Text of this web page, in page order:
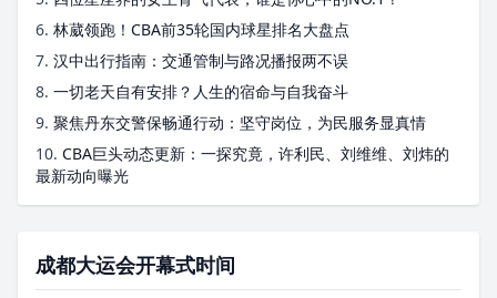
6. 林葳领跑！CBA前35轮国内球星排名大盘点
7. 汉中出行指南：交通管制与路况播报两不误
8. 一切老天自有安排？人生的宿命与自我奋斗
9. 聚焦丹东交警保畅通行动：坚守岗位，为民服务显真情
10. CBA巨头动态更新：一探究竟，许利民、刘维维、刘炜的
最新动向曝光
成都大运会开幕式时间